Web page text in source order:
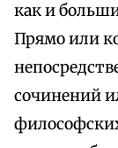
как и
Прямо или
сочинений